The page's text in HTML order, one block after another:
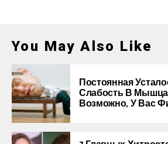
You May Also Like
Постоянная
Слабость В
Возможно, У Вас